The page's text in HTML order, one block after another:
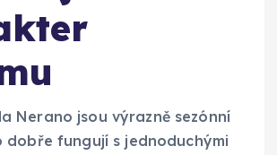
Nerano jsou výrazně sezónní
fungují s jednoduchými